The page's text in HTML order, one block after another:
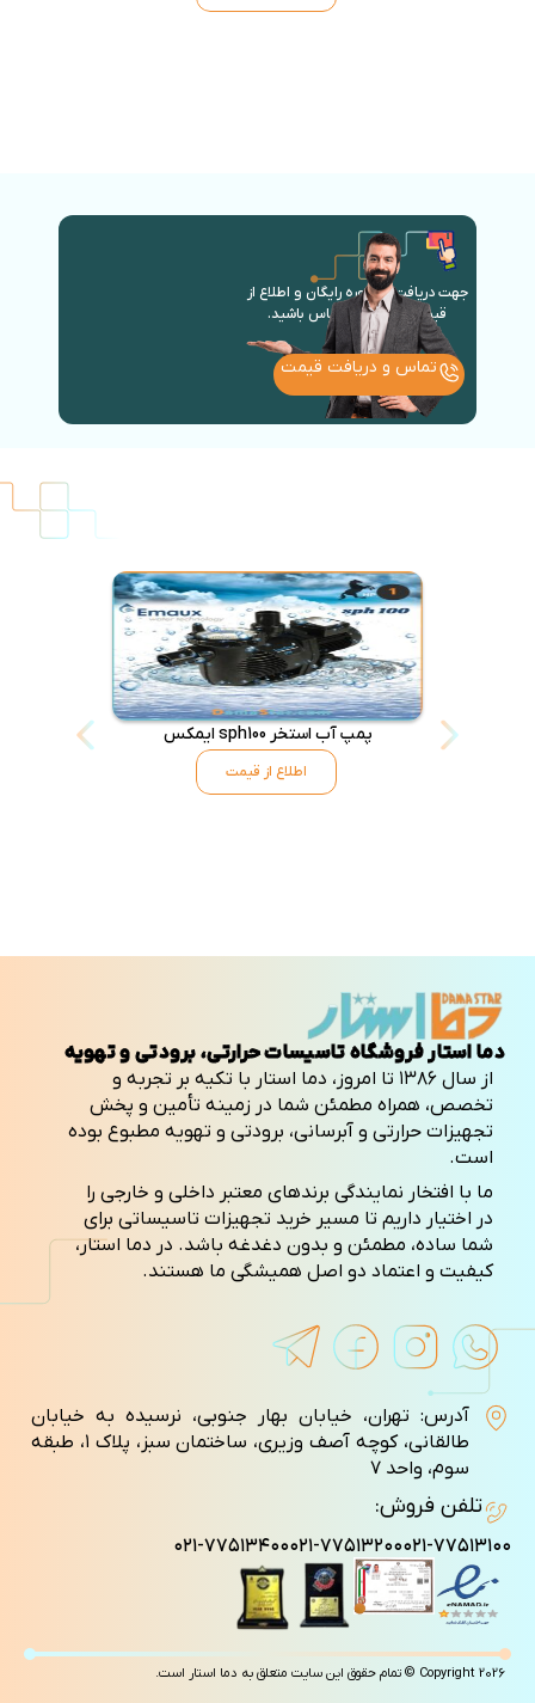
جهت دریافت مشاوره رایگان و اطلاع از
قیمت روز با ما در تماس باشید.
تماس و دریافت قیمت
پمپ آب استخر sph100 ایمکس
اطلاع از قیمت
دما استار فروشگاه تاسیسات حرارتی، برودتی و تهویه
از سال ۱۳۸۶ تا امروز، دما استار با تکیه بر تجربه و
تخصص، همراه مطمئن شما در زمینه تأمین و پخش
تجهیزات حرارتی و آبرسانی، برودتی و تهویه مطبوع بوده
است.
ما با افتخار نمایندگی برندهای معتبر داخلی و خارجی را
در اختیار داریم تا مسیر خرید تجهیزات تاسیساتی برای
شما ساده، مطمئن و بدون دغدغه باشد. در دما استار،
کیفیت و اعتماد دو اصل همیشگی ما هستند.
آدرس: تهران، خیابان بهار جنوبی، نرسیده به خیابان
طالقانی، کوچه آصف وزيری، ساختمان سبز، پلاک ۱، طبقه
سوم، واحد ۷
تلفن فروش:
۰۲۱-۷۷۵۱۳۱۰۰۰۲۱-۷۷۵۱۳۲۰۰۰۲۱-۷۷۵۱۳۴۰۰
Copyright 2026 © تمام حقوق این سایت متعلق به دما استار است.